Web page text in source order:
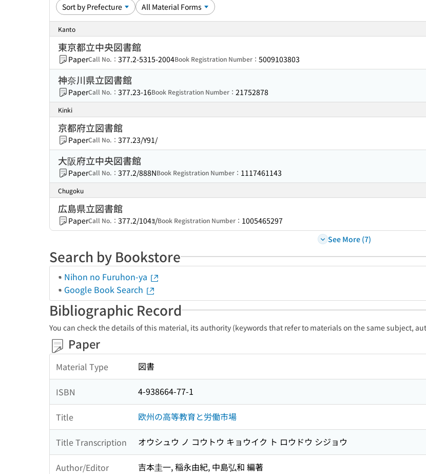
Kanto
東京都立中央図書館
PaperCall No.： 377.2-5315-2004Book Registration Number： 5009103803
神奈川県立図書館
PaperCall No.： 377.23-16Book Registration Number： 21752878
Kinki
京都府立図書館
PaperCall No.： 377.23/Y91/
大阪府立中央図書館
PaperCall No.： 377.2/888NBook Registration Number： 1117461143
Chugoku
広島県立図書館
PaperCall No.： 377.2/104ﾖ/Book Registration Number： 1005465297
See More (7)
Search by Bookstore
Nihon no Furuhon-ya
Google Book Search
Bibliographic Record
You can check the details of this material, its authority (keywords that refer to materials on the same subject,
Paper
Material Type 図書
ISBN 4-938664-77-1
Title 欧州の高等教育と労働市場
Title Transcription オウシュウ ノ コウトウ キョウイク ト ロウドウ シジョウ
Author/Editor 吉本圭一, 稲永由紀, 中島弘和 編著